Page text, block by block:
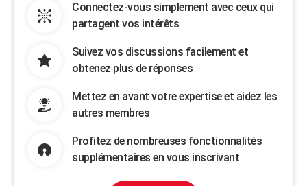
Connectez-vous simplement avec ceux qui
partagent vos intérêts
Suivez vos discussions facilement et
obtenez plus de réponses
Mettez en avant votre expertise et aidez les
autres membres
Profitez de nombreuses fonctionnalités
supplémentaires en vous inscrivant